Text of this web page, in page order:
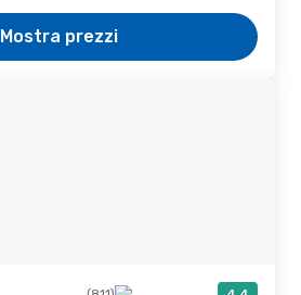
Mostra prezzi